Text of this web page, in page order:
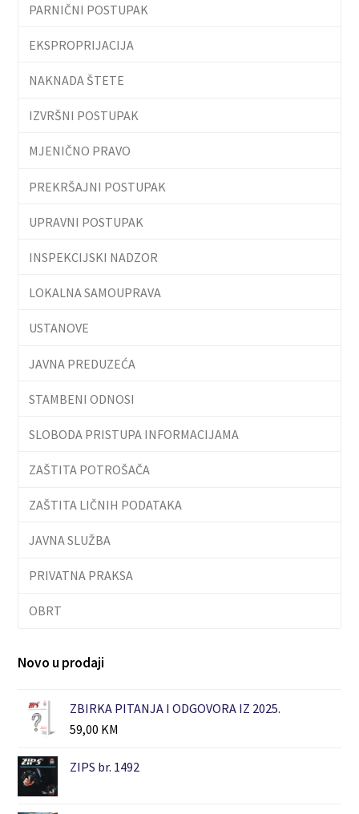
PARNIČNI POSTUPAK
EKSPROPRIJACIJA
NAKNADA ŠTETE
IZVRŠNI POSTUPAK
MJENIČNO PRAVO
PREKRŠAJNI POSTUPAK
UPRAVNI POSTUPAK
INSPEKCIJSKI NADZOR
LOKALNA SAMOUPRAVA
USTANOVE
JAVNA PREDUZEĆA
STAMBENI ODNOSI
SLOBODA PRISTUPA INFORMACIJAMA
ZAŠTITA POTROŠAČA
ZAŠTITA LIČNIH PODATAKA
JAVNA SLUŽBA
PRIVATNA PRAKSA
OBRT
Novo u prodaji
ZBIRKA PITANJA I ODGOVORA IZ 2025.
59,00 KM
ZIPS br. 1492